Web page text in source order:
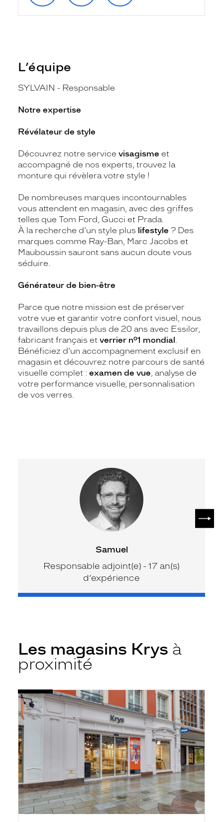
L’équipe
SYLVAIN - Responsable
Notre expertise
Révélateur de style
Découvrez notre service visagisme et
accompagné de nos experts, trouvez la
monture qui révèlera votre style !
De nombreuses marques incontournables
vous attendent en magasin, avec des griffes
telles que Tom Ford, Gucci et Prada.
À la recherche d’un style plus lifestyle ? Des
marques comme Ray-Ban, Marc Jacobs et
Mauboussin sauront sans aucun doute vous
séduire.
Générateur de bien-être
Parce que notre mission est de préserver
votre vue et garantir votre confort visuel, nous
travaillons depuis plus de 20 ans avec Essilor,
fabricant français et verrier n°1 mondial
Bénéficiez d’un accompagnement exclusif en
magasin et découvrez notre parcours de santé
visuelle complet : examen de vue , analyse de
votre performance visuelle, personnalisation
de vos verres.
Samuel
Responsable adjoint(e) - 17 an(s)
d’expérience
Les magasins Krys à
proximité
Opticien
Mulhouse
-
Centre
Ville
-
Krys
Voir
la
fiche